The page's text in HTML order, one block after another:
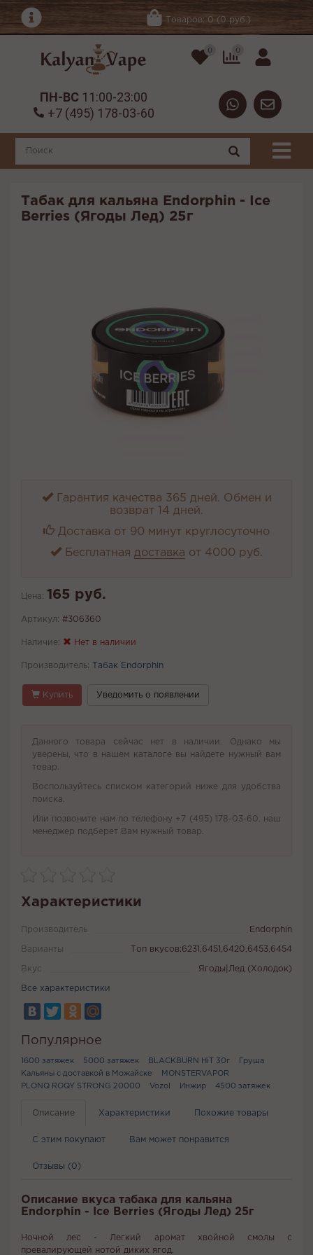
Товаров: 0 (0 руб.)
0 0
ПН-ВС 11:00-23:00
+7 (495) 178-03-60
Табак для кальяна Endorphin - Ice
Berries (Ягоды Лед) 25г
Гарантия качества 365 дней. Обмен и
возврат 14 дней.
Доставка от 90 минут круглосуточно
Бесплатная доставка от 4000 руб.
Цена: 165 руб.
Артикул: #306360
Наличие: Нет в наличии
Производитель: Табак Endorphin
Купить Уведомить о появлении
Данного товара сейчас нет в наличии. Однако мы
уверены, что в нашем каталоге вы найдете нужный вам
товар.
Воспользуйтесь списком категорий ниже для удобства
поиска.
Или позвоните нам по телефону +7 (495) 178-03-60, наш
менеджер подберет Вам нужный товар.
Характеристики
Производитель Endorphin
Варианты Топ вкусов:6231,6451,6420,6453,6454
Вкус Ягоды|Лед (Холодок)
Все характеристики
Популярное
1600 затяжек 5000 затяжек BLACKBURN HiT 30г
Груша
Кальяны с доставкой в Можайске
MONSTERVAPOR
PLONQ ROQY STRONG 20000
Vozol Инжир 4500 затяжек
Описание Характеристики Похожие товары
С этим покупают Вам может понравится
Отзывы (0)
Описание вкуса табака для кальяна
Endorphin - Ice Berries (Ягоды Лед) 25г
Ночной лес - Легкий аромат хвойной смолы с
превалирующей нотой диких ягод.